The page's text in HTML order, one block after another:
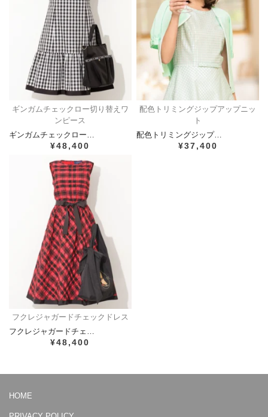
ギンガムチェックロー切り替えワ
ンピース
ギンガムチェックロー…
¥48,400
配色トリミングジップアップニッ
ト
配色トリミングジップ…
¥37,400
フクレジャガードチェックドレス
フクレジャガードチェ…
¥48,400
HOME